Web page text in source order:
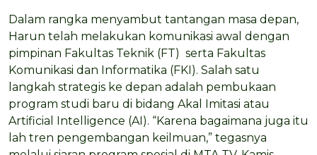
Dalam rangka menyambut tantangan masa depan,
Harun telah melakukan komunikasi awal dengan
pimpinan Fakultas Teknik (FT) serta Fakultas
Komunikasi dan Informatika (FKI). Salah satu
langkah strategis ke depan adalah pembukaan
program studi baru di bidang Akal Imitasi atau
Artificial Intelligence (AI). “Karena bagaimana juga itu
lah tren pengembangan keilmuan,” tegasnya